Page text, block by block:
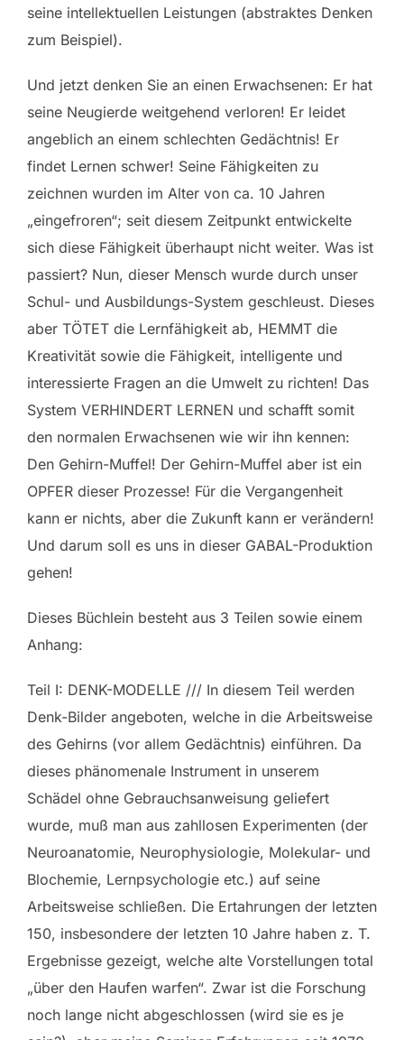
seine intellektuellen Leistungen (abstraktes Denken
zum Beispiel).
Und jetzt denken Sie an einen Erwachsenen: Er hat
seine Neugierde weitgehend verloren! Er leidet
angeblich an einem schlechten Gedächtnis! Er
findet Lernen schwer! Seine Fähigkeiten zu
zeichnen wurden im Alter von ca. 10 Jahren
„eingefroren“; seit diesem Zeitpunkt entwickelte
sich diese Fähigkeit überhaupt nicht weiter. Was ist
passiert? Nun, dieser Mensch wurde durch unser
Schul- und Ausbildungs-System geschleust. Dieses
aber TÖTET die Lernfähigkeit ab, HEMMT die
Kreativität sowie die Fähigkeit, intelligente und
interessierte Fragen an die Umwelt zu richten! Das
System VERHINDERT LERNEN und schafft somit
den normalen Erwachsenen wie wir ihn kennen:
Den Gehirn-Muffel! Der Gehirn-Muffel aber ist ein
OPFER dieser Prozesse! Für die Vergangenheit
kann er nichts, aber die Zukunft kann er verändern!
Und darum soll es uns in dieser GABAL-Produktion
gehen!
Dieses Büchlein besteht aus 3 Teilen sowie einem
Anhang:
Teil I: DENK-MODELLE /// In diesem Teil werden
Denk-Bilder angeboten, welche in die Arbeitsweise
des Gehirns (vor allem Gedächtnis) einführen. Da
dieses phänomenale Instrument in unserem
Schädel ohne Gebrauchsanweisung geliefert
wurde, muß man aus zahllosen Experimenten (der
Neuroanatomie, Neurophysiologie, Molekular- und
Blochemie, Lernpsychologie etc.) auf seine
Arbeitsweise schließen. Die Ertahrungen der letzten
150, insbesondere der letzten 10 Jahre haben z. T.
Ergebnisse gezeigt, welche alte Vorstellungen total
„über den Haufen warfen“. Zwar ist die Forschung
noch lange nicht abgeschlossen (wird sie es je